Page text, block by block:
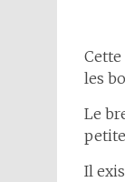
les
Le
Il